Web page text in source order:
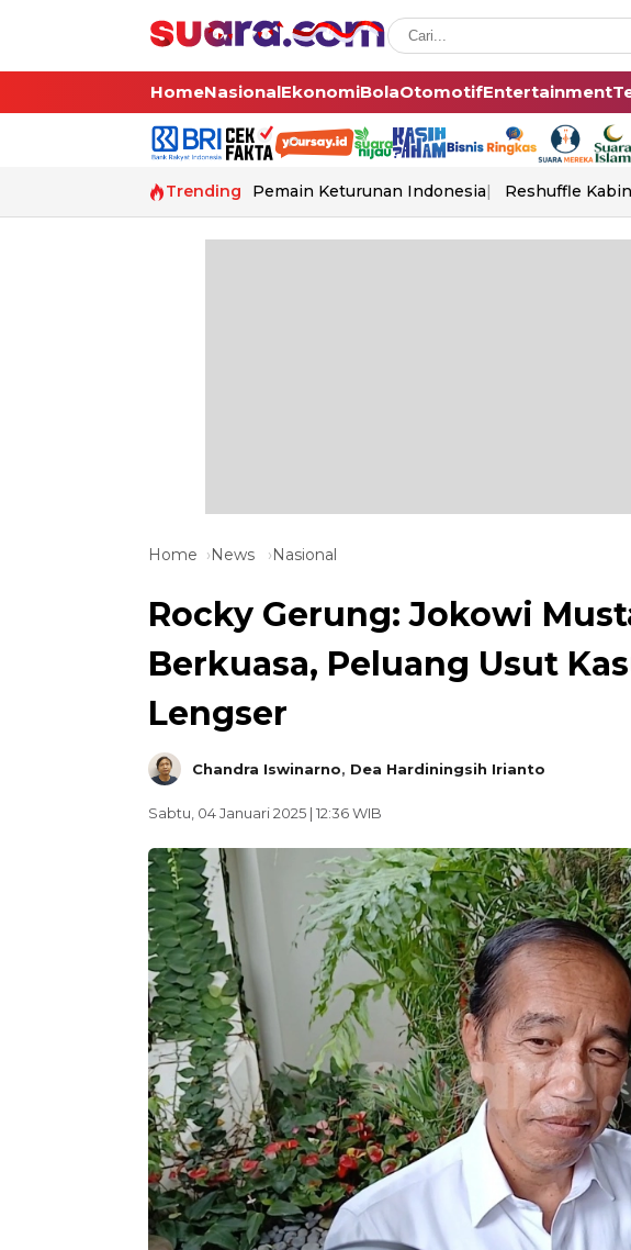
HomeNasionalEkonomiBolaOtomotifEntertainment
Trending Pemain Keturunan Indonesia Reshuffle
Home News Nasional
Rocky Gerung: Jokowi
Berkuasa, Peluang Usut
Lengser
Chandra Iswinarno, Dea Hardiningsih Irianto
Sabtu, 04 Januari 2025 | 12:36 WIB